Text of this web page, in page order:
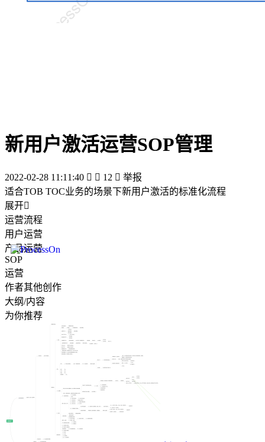
新用户激活运营SOP管理
2022-02-28 11:11:40   12  举报
适合TOB TOC业务的场景下新用户激活的标准化流程
展开
运营流程
用户运营
产品运营
SOP
运营
作者其他创作
大纲/内容
为你推荐